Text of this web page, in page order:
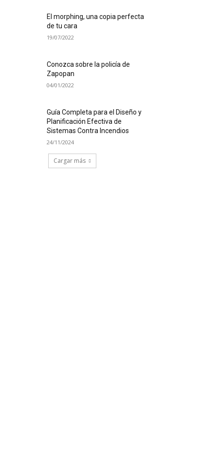
El morphing, una copia perfecta
de tu cara
19/07/2022
Conozca sobre la policía de
Zapopan
04/01/2022
Guía Completa para el Diseño y
Planificación Efectiva de
Sistemas Contra Incendios
24/11/2024
Cargar más